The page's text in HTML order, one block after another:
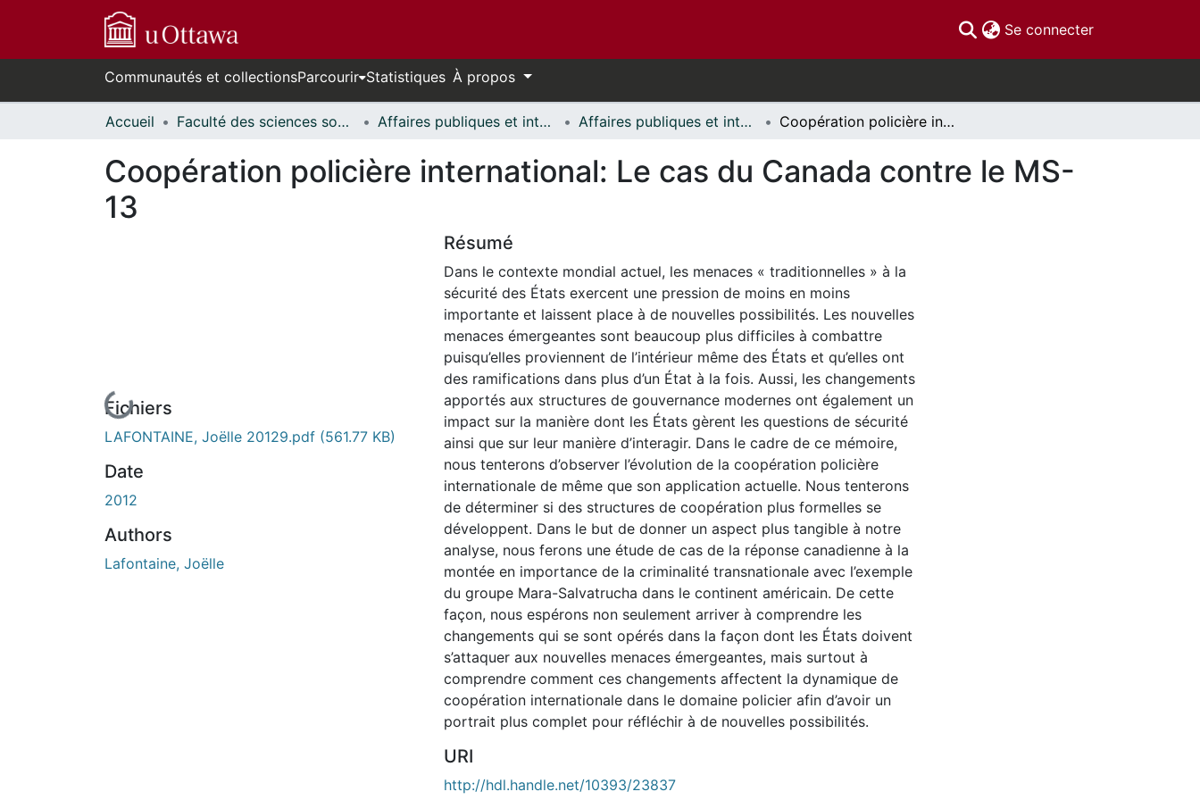
Se connecter(current)
Communautés et collectionsParcourir Statistiques À propos
Accueil Faculté des sciences sociales // Faculty of Social Sciences Affaires publiques et internationales // Public and International Affairs Affaires publiques et internationales - Mémoires // Public and International Affairs - Research Papers Coopération policière international: Le cas du Canada contre le MS-13
Coopération policière international: Le cas du Canada contre le MS-
13
En cours de chargement...
Fichiers
LAFONTAINE, Joëlle 20129.pdf (561.77 KB)
Date
2012
Authors
Lafontaine, Joëlle
Résumé
Dans le contexte mondial actuel, les menaces « traditionnelles » à la
sécurité des États exercent une pression de moins en moins
importante et laissent place à de nouvelles possibilités. Les nouvelles
menaces émergeantes sont beaucoup plus difficiles à combattre
puisqu’elles proviennent de l’intérieur même des États et qu’elles ont
des ramifications dans plus d’un État à la fois. Aussi, les changements
apportés aux structures de gouvernance modernes ont également un
impact sur la manière dont les États gèrent les questions de sécurité
ainsi que sur leur manière d’interagir. Dans le cadre de ce mémoire,
nous tenterons d’observer l’évolution de la coopération policière
internationale de même que son application actuelle. Nous tenterons
de déterminer si des structures de coopération plus formelles se
développent. Dans le but de donner un aspect plus tangible à notre
analyse, nous ferons une étude de cas de la réponse canadienne à la
montée en importance de la criminalité transnationale avec l’exemple
du groupe Mara-Salvatrucha dans le continent américain. De cette
façon, nous espérons non seulement arriver à comprendre les
changements qui se sont opérés dans la façon dont les États doivent
s’attaquer aux nouvelles menaces émergeantes, mais surtout à
comprendre comment ces changements affectent la dynamique de
coopération internationale dans le domaine policier afin d’avoir un
portrait plus complet pour réfléchir à de nouvelles possibilités.
URI
http://hdl.handle.net/10393/23837